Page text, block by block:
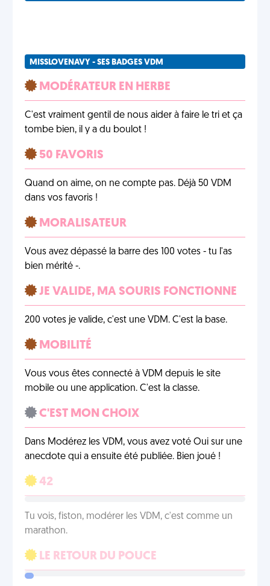
MISSLOVENAVY - SES BADGES VDM
MODÉRATEUR EN HERBE
C'est vraiment gentil de nous aider à faire le tri et ça
tombe bien, il y a du boulot !
50 FAVORIS
Quand on aime, on ne compte pas. Déjà 50 VDM
dans vos favoris !
MORALISATEUR
Vous avez dépassé la barre des 100 votes - tu l'as
bien mérité -.
JE VALIDE, MA SOURIS FONCTIONNE
200 votes je valide, c'est une VDM. C'est la base.
MOBILITÉ
Vous vous êtes connecté à VDM depuis le site
mobile ou une application. C'est la classe.
C'EST MON CHOIX
Dans Modérez les VDM, vous avez voté Oui sur une
anecdote qui a ensuite été publiée. Bien joué !
42
Tu vois, fiston, modérer les VDM, c'est comme un
marathon.
LE RETOUR DU POUCE